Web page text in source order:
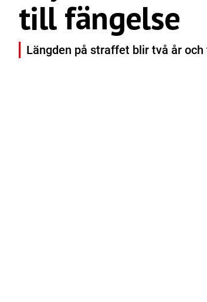
till fängelse
Längden på straffet blir två år och